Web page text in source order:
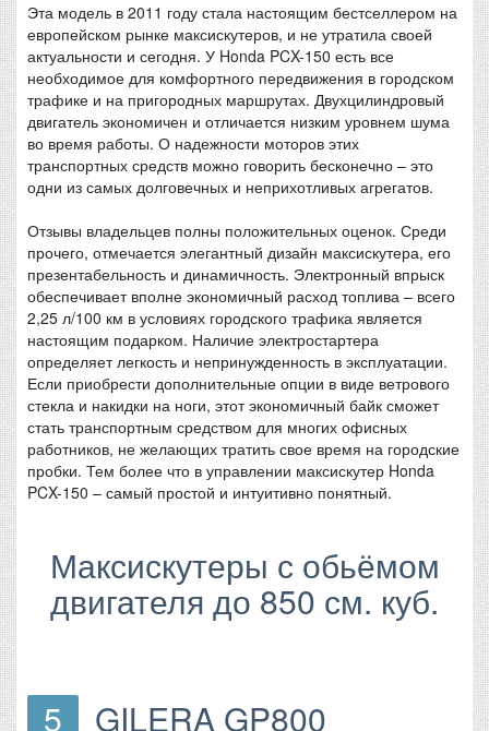
Эта модель в 2011 году стала настоящим бестселлером на
европейском рынке максискутеров, и не утратила своей
актуальности и сегодня. У Honda PCX-150 есть все
необходимое для комфортного передвижения в городском
трафике и на пригородных маршрутах. Двухцилиндровый
двигатель экономичен и отличается низким уровнем шума
во время работы. О надежности моторов этих
транспортных средств можно говорить бесконечно – это
одни из самых долговечных и неприхотливых агрегатов.
Отзывы владельцев полны положительных оценок. Среди
прочего, отмечается элегантный дизайн максискутера, его
презентабельность и динамичность. Электронный впрыск
обеспечивает вполне экономичный расход топлива – всего
2,25 л/100 км в условиях городского трафика является
настоящим подарком. Наличие электростартера
определяет легкость и непринужденность в эксплуатации.
Если приобрести дополнительные опции в виде ветрового
стекла и накидки на ноги, этот экономичный байк сможет
стать транспортным средством для многих офисных
работников, не желающих тратить свое время на городские
пробки. Тем более что в управлении максискутер Honda
PCX-150 – самый простой и интуитивно понятный.
Максискутеры с обьёмом
двигателя до 850 см. куб.
5 GILERA GP800